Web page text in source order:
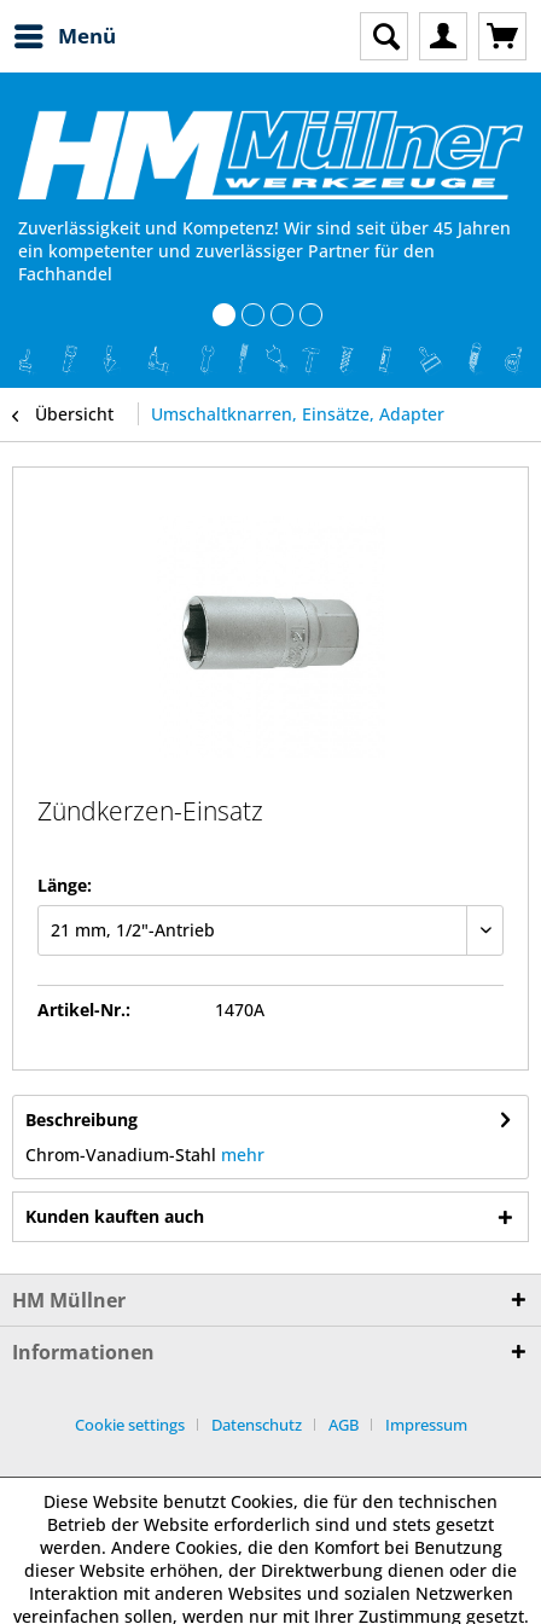
Menü
Zuverlässigkeit und Kompetenz! Wir sind seit über 45 Jahren
ein kompetenter und zuverlässiger Partner für den
Fachhandel
Übersicht Umschaltknarren, Einsätze, Adapter
Zündkerzen-Einsatz
Länge:
Artikel-Nr.: 1470A
Beschreibung
Chrom-Vanadium-Stahl mehr
Kunden kauften auch
HM Müllner
Informationen
Cookie settings Datenschutz AGB Impressum
Diese Website benutzt Cookies, die für den technischen
Betrieb der Website erforderlich sind und stets gesetzt
werden. Andere Cookies, die den Komfort bei Benutzung
dieser Website erhöhen, der Direktwerbung dienen oder die
Interaktion mit anderen Websites und sozialen Netzwerken
vereinfachen sollen, werden nur mit Ihrer Zustimmung gesetzt.